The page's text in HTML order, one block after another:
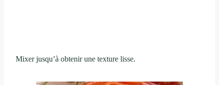
Mixer jusqu’à obtenir une texture lisse.